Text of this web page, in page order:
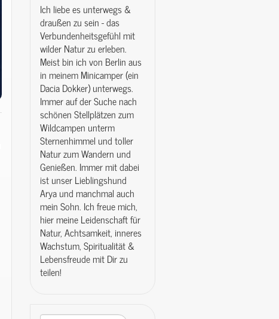
Ich liebe es unterwegs &
draußen zu sein - das
Verbundenheitsgefühl mit
wilder Natur zu erleben.
Meist bin ich von Berlin aus
in meinem Minicamper (ein
Dacia Dokker) unterwegs.
Immer auf der Suche nach
schönen Stellplätzen zum
Wildcampen unterm
Sternenhimmel und toller
Natur zum Wandern und
Genießen. Immer mit dabei
ist unser Lieblingshund
Arya und manchmal auch
mein Sohn. Ich freue mich,
hier meine Leidenschaft für
Natur, Achtsamkeit, inneres
Wachstum, Spiritualität &
Lebensfreude mit Dir zu
teilen!